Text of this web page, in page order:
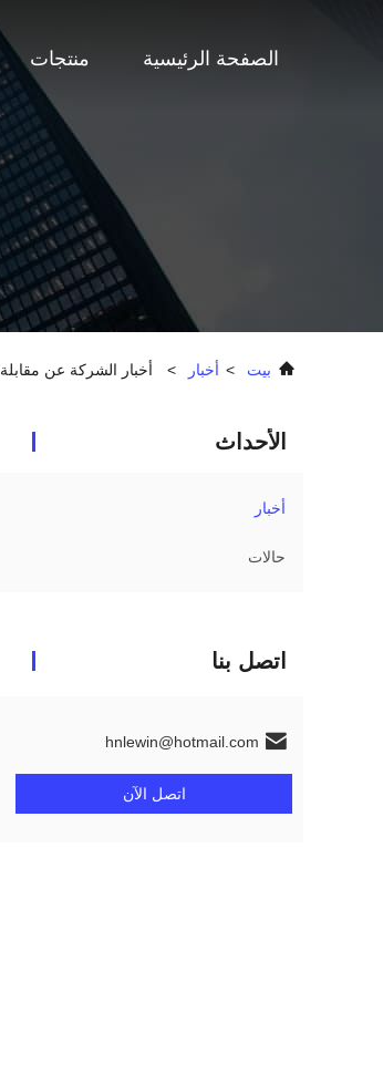
الصفحة الرئيسية منتجات
بيت > أخبار > أخبار الشركة عن مقابلة ASEAN Expo-Live
الأحداث
أخبار
حالات
اتصل بنا
hnlewin@hotmail.com
اتصل الآن